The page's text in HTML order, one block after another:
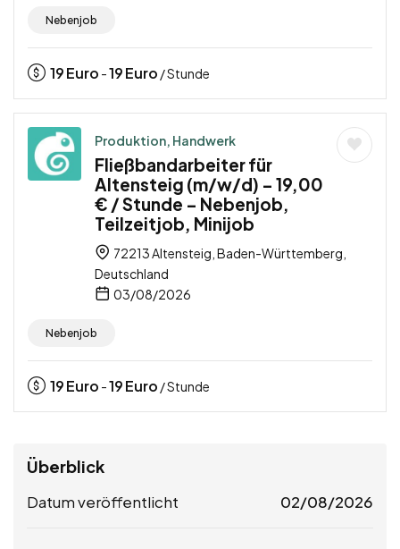
Nebenjob
19Euro -19Euro / Stunde
Produktion, Handwerk
Fließbandarbeiter für
Altensteig (m/w/d) – 19,00
€ / Stunde – Nebenjob,
Teilzeitjob, Minijob
72213 Altensteig, Baden-Württemberg,
Deutschland
03/08/2026
Nebenjob
19Euro -19Euro / Stunde
Überblick
Datum veröffentlicht 02/08/2026